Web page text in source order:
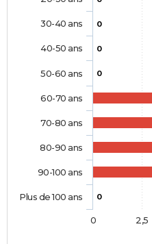
0
0
0
0
30-40 ans
40-50 ans
50-60 ans
60-70 ans
70-80 ans
80-90 ans
90-100 ans
Plus de 100 ans
0 2,5